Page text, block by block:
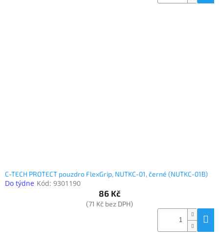
C-TECH PROTECT pouzdro FlexGrip, NUTKC-01, černé (NUTKC-01B)
Do týdne Kód: 9301190
86 Kč
(71 Kč bez DPH)